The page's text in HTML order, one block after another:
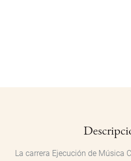
La carrera Ejecución de Música